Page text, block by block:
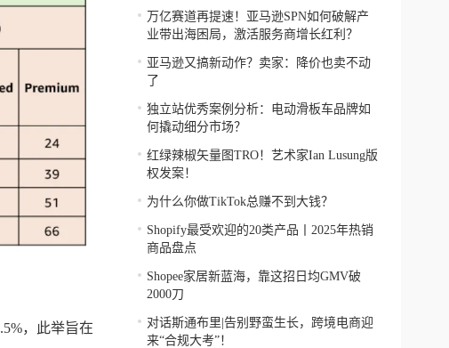
，此举旨在
万亿赛道再提速！亚马逊SPN如何破解产
业带出海困局，激活服务商增长红利？
亚马逊又搞新动作？卖家：降价也卖不动
了
独立站优秀案例分析：电动滑板车品牌如
何撬动细分市场？
红绿辣椒矢量图TRO！艺术家Ian Lusung版
权发案！
为什么你做TikTok总赚不到大钱？
Shopify最受欢迎的20类产品丨2025年热销
商品盘点
Shopee家居新蓝海，靠这招日均GMV破
2000刀
对话斯通布里|告别野蛮生长，跨境电商迎
来“合规大考”！